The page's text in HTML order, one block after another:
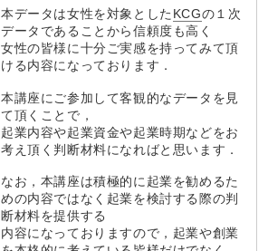
本データは女性を対象とした KCGの１次
データであることから信頼度も高く
女性の皆様に十分ご実感を持ってみて頂
ける内容になっております．
本講座にご参加して客観的なデータを見
て頂くことで，
起業内容や起業資金や起業時期などをお
考え頂く判断材料になればと思います．
なお，本講座は積極的に起業を勧めるた
めの内容ではなく起業を検討する際の判
断材料を提供する
内容になっておりますので，起業や創業